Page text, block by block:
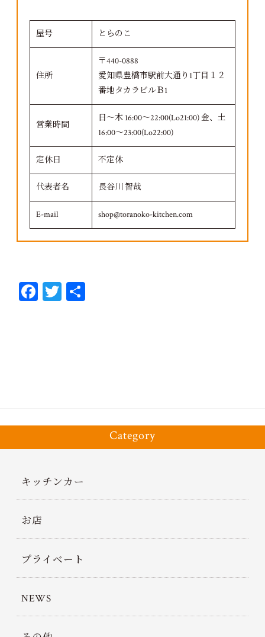
屋号 とらのこ
住所
〒440-0888
愛知県豊橋市駅前大通り1丁目１２
番地タカラビルＢ1
営業時間
日～木 16:00～22:00(Lo21:00) 金、土
16:00～23:00(Lo22:00)
定休日 不定休
代表者名 長谷川 智哉
E-mail shop@toranoko-kitchen.com
Fa T
Category
キッチンカー
お店
プライベート
NEWS